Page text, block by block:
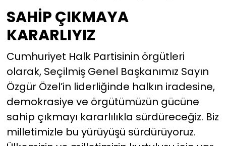
SAHİP ÇIKMAYA
KARARLIYIZ
Cumhuriyet Halk Partisinin örgütleri
olarak, Seçilmiş Genel Başkanımız Sayın
Özgür Özel’in liderliğinde halkın iradesine,
demokrasiye ve örgütümüzün gücüne
sahip çıkmayı kararlılıkla sürdüreceğiz. Biz
milletimizle bu yürüyüşü sürdürüyoruz.